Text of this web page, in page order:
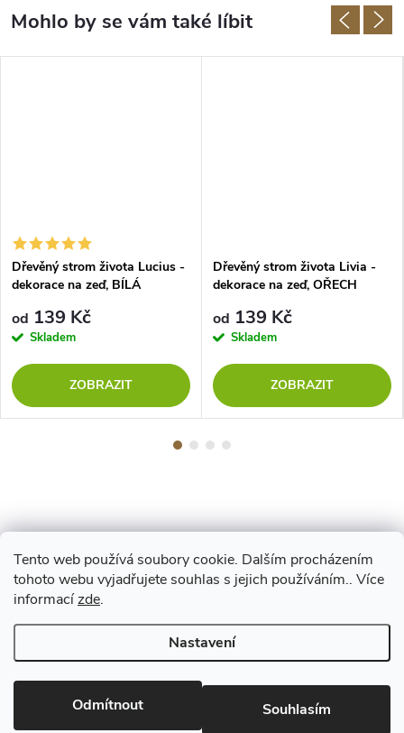
Tento web používá soubory cookie. Dalším procházením
tohoto webu vyjadřujete souhlas s jejich používáním.. Více
informacízde.
Nastavení
Odmítnout Souhlasím
Dřevěný strom života Lucius -
dekorace na zeď, BÍLÁ
od 139 Kč
Skladem
ZOBRAZIT
Dřevěný strom života Livia -
dekorace na zeď, OŘECH
od 139 Kč
Skladem
ZOBRAZIT
Z
á
p
a
Copyright 2026www.vyrejeme.cz. Všechna práva vyhrazena.Upravit
nastavení cookies